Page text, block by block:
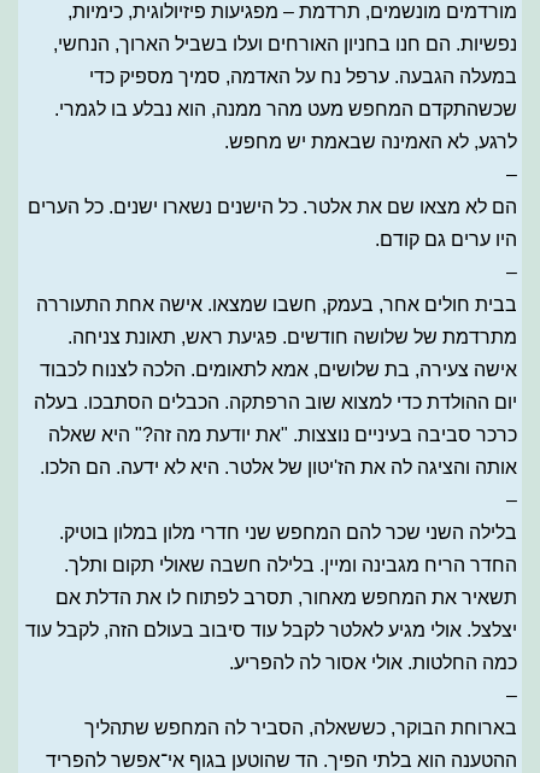
מורדמים מונשמים, תרדמת – מפגיעות פיזיולוגית, כימיות,
נפשיות. הם חנו בחניון האורחים ועלו בשביל הארוך, הנחשי,
במעלה הגבעה. ערפל נח על האדמה, סמיך מספיק כדי
שכשהתקדם המחפש מעט מהר ממנה, הוא נבלע בו לגמרי.
לרגע, לא האמינה שבאמת יש מחפש.
–
הם לא מצאו שם את אלטר. כל הישנים נשארו ישנים. כל הערים
היו ערים גם קודם.
–
בבית חולים אחר, בעמק, חשבו שמצאו. אישה אחת התעוררה
מתרדמת של שלושה חודשים. פגיעת ראש, תאונת צניחה.
אישה צעירה, בת שלושים, אמא לתאומים. הלכה לצנוח לכבוד
יום ההולדת כדי למצוא שוב הרפתקה. הכבלים הסתבכו. בעלה
כרכר סביבה בעיניים נוצצות. "את יודעת מה זה?" היא שאלה
אותה והציגה לה את הז'יטון של אלטר. היא לא ידעה. הם הלכו.
–
בלילה השני שכר להם המחפש שני חדרי מלון במלון בוטיק.
החדר הריח מגבינה ומיין. בלילה חשבה שאולי תקום ותלך.
תשאיר את המחפש מאחור, תסרב לפתוח לו את הדלת אם
יצלצל. אולי מגיע לאלטר לקבל עוד סיבוב בעולם הזה, לקבל עוד
כמה החלטות. אולי אסור לה להפריע.
–
בארוחת הבוקר, כששאלה, הסביר לה המחפש שתהליך
ההטענה הוא בלתי הפיך. הד שהוטען בגוף אי־אפשר להפריד